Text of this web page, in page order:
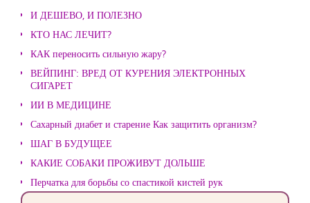
И ДЕШЕВО, И ПОЛЕЗНО
КТО НАС ЛЕЧИТ?
КАК переносить сильную жару?
ВЕЙПИНГ: ВРЕД ОТ КУРЕНИЯ ЭЛЕКТРОННЫХ
СИГАРЕТ
ИИ В МЕДИЦИНЕ
Сахарный диабет и старение Как защитить организм?
ШАГ В БУДУЩЕЕ
КАКИЕ СОБАКИ ПРОЖИВУТ ДОЛЬШЕ
Перчатка для борьбы со спастикой кистей рук